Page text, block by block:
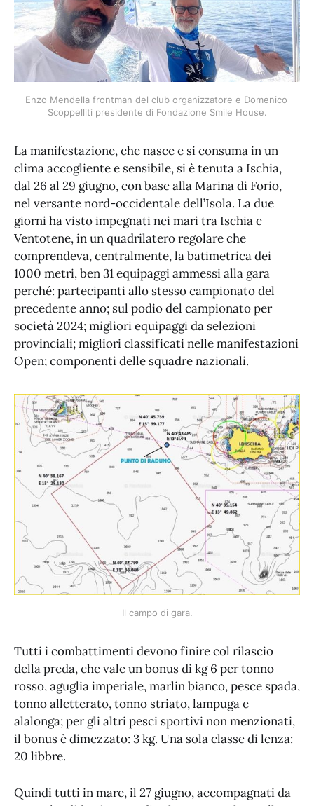
Enzo Mendella frontman del club organizzatore e Domenico
Scoppelliti presidente di Fondazione Smile House.
La manifestazione, che nasce e si consuma in un
clima accogliente e sensibile, si è tenuta a Ischia,
dal 26 al 29 giugno, con base alla Marina di Forio,
nel versante nord-occidentale dell’Isola. La due
giorni ha visto impegnati nei mari tra Ischia e
Ventotene, in un quadrilatero regolare che
comprendeva, centralmente, la batimetrica dei
1000 metri, ben 31 equipaggi ammessi alla gara
perché: partecipanti allo stesso campionato del
precedente anno; sul podio del campionato per
società 2024; migliori equipaggi da selezioni
provinciali; migliori classificati nelle manifestazioni
Open; componenti delle squadre nazionali.
Il campo di gara.
Tutti i combattimenti devono finire col rilascio
della preda, che vale un bonus di kg 6 per tonno
rosso, aguglia imperiale, marlin bianco, pesce spada,
tonno alletterato, tonno striato, lampuga e
alalonga; per gli altri pesci sportivi non menzionati,
il bonus è dimezzato: 3 kg. Una sola classe di lenza:
20 libbre.
Quindi tutti in mare, il 27 giugno, accompagnati da